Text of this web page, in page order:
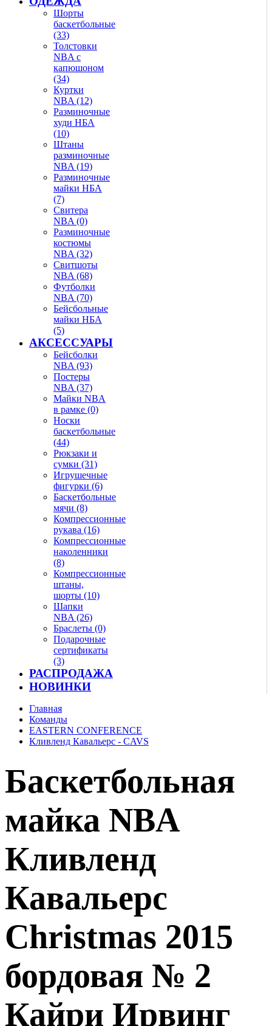
Шорты
баскетбольные
(33)
Толстовки
NBA с
капюшоном
(34)
Куртки
NBA (12)
Разминочные
худи НБА
(10)
Штаны
разминочные
NBA (19)
Разминочные
майки НБА
(7)
Свитера
NBA (0)
Разминочные
костюмы
NBA (32)
Свитшоты
NBA (68)
Футболки
NBA (70)
Бейсбольные
майки НБА
(5)
АКСЕССУАРЫ
Бейсболки
NBA (93)
Постеры
NBA (37)
Майки NBA
в рамке (0)
Носки
баскетбольные
(44)
Рюкзаки и
сумки (31)
Игрушечные
фигурки (6)
Баскетбольные
мячи (8)
Компрессионные
рукава (16)
Компрессионные
наколенники
(8)
Компрессионные
штаны,
шорты (10)
Шапки
NBA (26)
Браслеты (0)
Подарочные
сертификаты
(3)
РАСПРОДАЖА
НОВИНКИ
Главная
Команды
EASTERN CONFERENCE
Кливленд Кавальерс - CAVS
Баскетбольная
майка NBA
Кливленд
Кавальерс
Christmas 2015
бордовая № 2
Кайри Ирвинг